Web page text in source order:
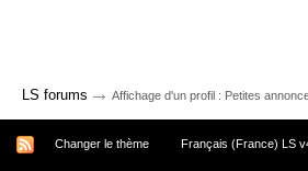
LS forums → Affichage d'un profil : Petites
Changer le thème Français (France) LS